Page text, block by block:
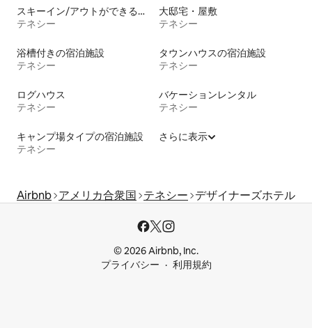
スキーイン/アウトができる宿泊先
テネシー
大邸宅・屋敷
テネシー
浴槽付きの宿泊施設
テネシー
タウンハウスの宿泊施設
テネシー
ログハウス
テネシー
バケーションレンタル
テネシー
キャンプ場タイプの宿泊施設
テネシー
さらに表示
Airbnb アメリカ合衆国 テネシー デザイナーズホテル
© 2026 Airbnb, Inc.
プライバシー
利用規約